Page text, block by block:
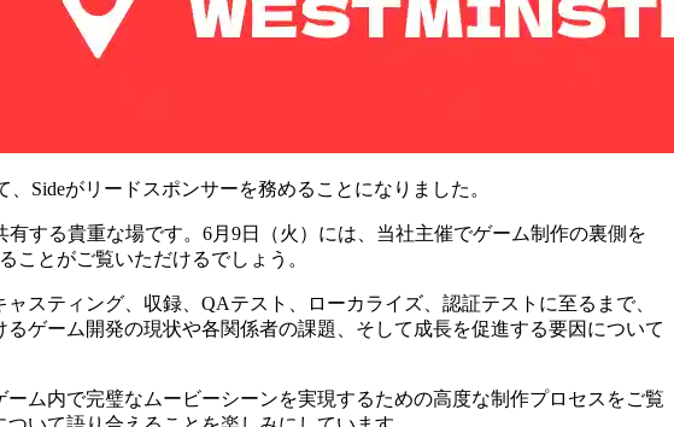
、Sideがリードスポンサーを務めることになりました。
有する貴重な場です。6月9日（火）には、当社主催でゲーム制作の裏側を
ことがご覧いただけるでしょう。
スティング、収録、QAテスト、ローカライズ、認証テストに至るまで、
ゲーム開発の現状や各関係者の課題、そして成長を促進する要因について
ム内で完璧なムービーシーンを実現するための高度な制作プロセスをご覧